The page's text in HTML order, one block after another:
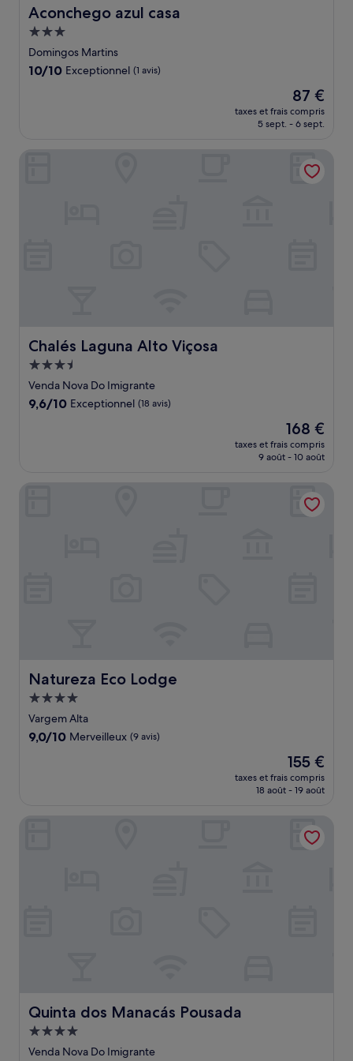
Aconchego azul casa
Aconchego azul casa
Hébergement
3.0 étoiles
Domingos Martins
10.0
10/10 Exceptionnel (1 avis)
Le
nouveau
prix
de
87 €
87 €
taxes et frais compris
5 sept. - 6 sept.
Chalés Laguna Alto Viçosa
Chalés Laguna Alto Viçosa
Hébergement
3.5 étoiles
Venda Nova Do Imigrante
9.6
9,6/10 Exceptionnel (18 avis)
Le
nouveau
prix
de
168 €
168 €
taxes et frais compris
9 août - 10 août
Natureza Eco Lodge
Natureza Eco Lodge
Hébergement
4.0 étoiles
Vargem Alta
9.0
9,0/10 Merveilleux (9 avis)
Le
nouveau
prix
de
155 €
155 €
taxes et frais compris
18 août - 19 août
Quinta dos Manacás Pousada
Quinta dos Manacás Pousada
Hébergement
4.0 étoiles
Venda Nova Do Imigrante